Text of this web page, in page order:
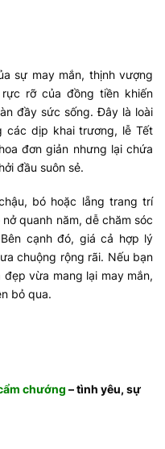
sự may mắn, thịnh vượng
rỡ của đồng tiền khiến
đầy sức sống. Đây là loài
các dịp khai trương, lễ Tết
đơn giản nhưng lại chứa
đầu suôn sẻ.
bó hoặc lẵng trang trí
quanh năm, dễ chăm sóc
cạnh đó, giá cả hợp lý
chuộng rộng rãi. Nếu bạn
đẹp vừa mang lại may mắn,
bỏ qua.
chướng – tình yêu, sự